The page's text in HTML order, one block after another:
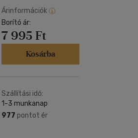
Árinformációk
Borító ár:
7 995 Ft
Kosárba
Szállítási idő:
1-3 munkanap
977 pontot ér